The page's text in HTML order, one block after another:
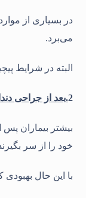
می‌برد.
البته در شرایط
2.بعد از جراحی
بیشتر بیماران پس
خود را از سر
با این حال